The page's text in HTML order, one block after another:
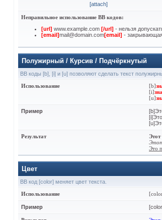
[attach]
Неправильное использование BB кодов:
[url] www.example.com [/url] - нельзя
[email]mail@domain.com[email] -
Полужирный / Курсив / Подчёркнутый
BB коды [b], [i] и [u] позволяют сделать текст
Использование
[b]
[i]
[u]
Пример
Результат
Этот
Этот
Это
Цвет
BB код [color] меняет цвет текста.
Использование
Пример